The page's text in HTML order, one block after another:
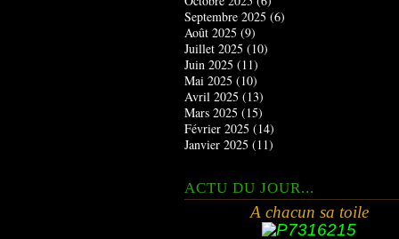
Septembre 2025 (6)
Août 2025 (9)
Juillet 2025 (10)
Juin 2025 (11)
Mai 2025 (10)
Avril 2025 (13)
Mars 2025 (15)
Février 2025 (14)
Janvier 2025 (11)
ACTU DU JOUR...
A chacun sa toile